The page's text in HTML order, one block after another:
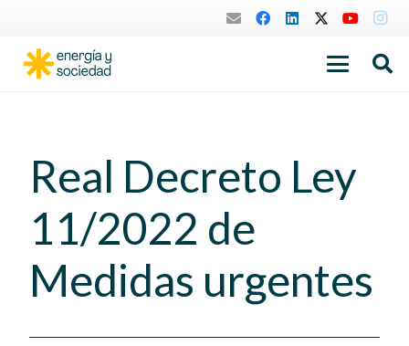
Real Decreto Ley
11/2022 de
Medidas urgentes